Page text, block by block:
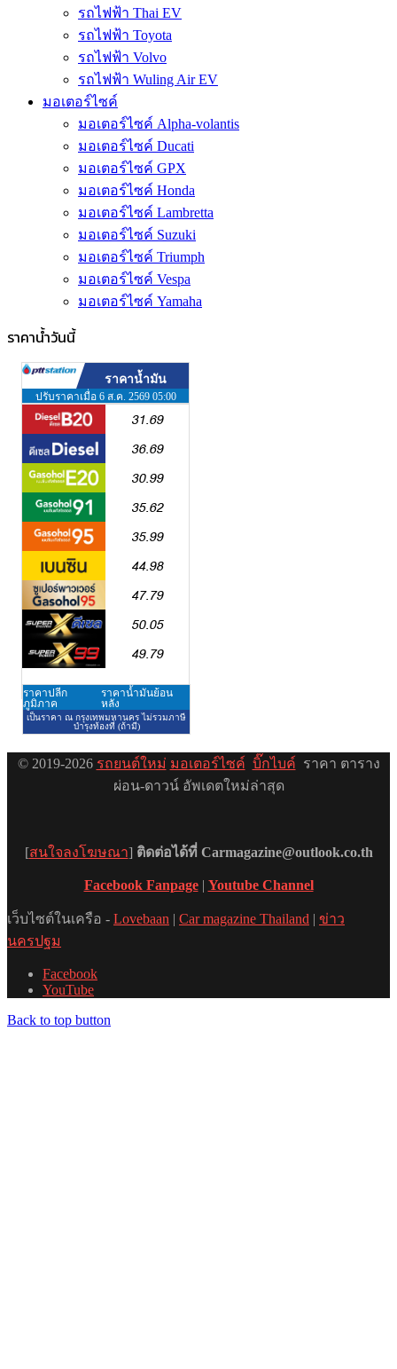
รถไฟฟ้า Thai EV
รถไฟฟ้า Toyota
รถไฟฟ้า Volvo
รถไฟฟ้า Wuling Air EV
มอเตอร์ไซค์
มอเตอร์ไซค์ Alpha-volantis
มอเตอร์ไซค์ Ducati
มอเตอร์ไซค์ GPX
มอเตอร์ไซค์ Honda
มอเตอร์ไซค์ Lambretta
มอเตอร์ไซค์ Suzuki
มอเตอร์ไซค์ Triumph
มอเตอร์ไซค์ Vespa
มอเตอร์ไซค์ Yamaha
ราคาน้ำวันนี้
© 2019-2026 รถยนต์ใหม่ มอเตอร์ไซค์ บิ๊กไบค์ ราคา ตาราง
ผ่อน-ดาวน์ อัพเดตใหม่ล่าสุด
[สนใจลงโฆษณา] ติดต่อได้ที่ Carmagazine@outlook.co.th
Facebook Fanpage| Youtube Channel
เว็บไซต์ในเครือ - Lovebaan | Car magazine Thailand | ข่าว
นครปฐม
Facebook
YouTube
Back to top button